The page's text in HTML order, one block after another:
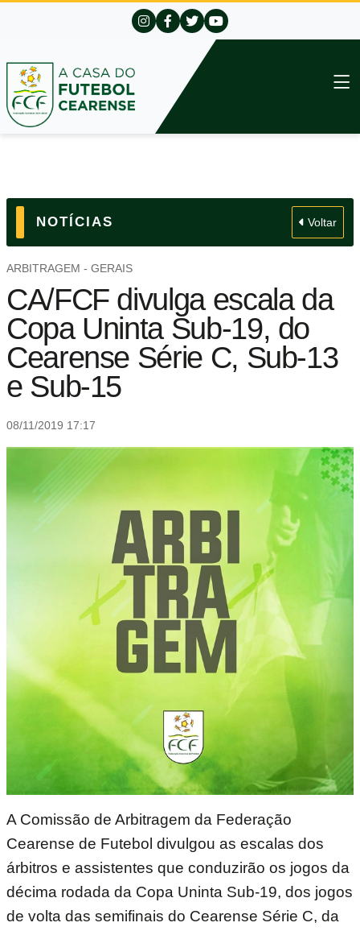
NOTÍCIAS Voltar
ARBITRAGEM - GERAIS
CA/FCF divulga escala da
Copa Uninta Sub-19, do
Cearense Série C, Sub-13
e Sub-15
08/11/2019 17:17
A Comissão de Arbitragem da Federação
Cearense de Futebol divulgou as escalas dos
árbitros e assistentes que conduzirão os jogos da
décima rodada da Copa Uninta Sub-19, dos jogos
de volta das semifinais do Cearense Série C, da